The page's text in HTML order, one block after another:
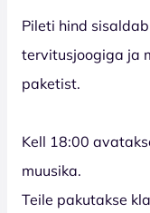
Pileti hind
tervitusjoogiga ja
paketist.
Kell 18:00
muusika.
Teile pakutakse